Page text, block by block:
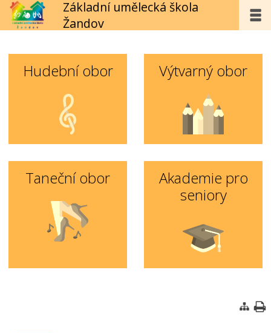
Základní umělecká škola
Žandov
Hudební obor Výtvarný obor
Taneční obor
Akademie pro
seniory